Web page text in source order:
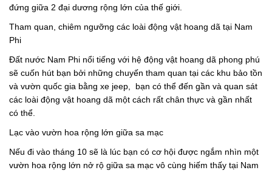
đứng giữa 2 đại dương rộng lớn của thế giới.
Tham quan, chiêm ngưỡng các loài động vật hoang dã tại Nam
Phi
Đất nước Nam Phi nổi tiếng với hệ động vật hoang dã phong phú
sẽ cuốn hút bạn bởi những chuyến tham quan tại các khu bảo tồn
và vườn quốc gia bằng xe jeep, bạn có thể đến gần và quan sát
các loài động vật hoang dã một cách rất chân thực và gần nhất
có thể.
Lạc vào vườn hoa rộng lớn giữa sa mạc
Nếu đi vào tháng 10 sẽ là lúc bạn có cơ hội được ngắm nhìn một
vườn hoa rộng lớn nở rộ giữa sa mạc vô cùng hiếm thấy tại Nam